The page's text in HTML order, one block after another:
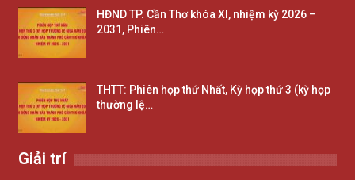
HĐND TP. Cần Thơ khóa XI, nhiệm kỳ 2026 –
2031, Phiên…
THTT: Phiên họp thứ Nhất, Kỳ họp thứ 3 (kỳ họp
thường lệ…
Giải trí